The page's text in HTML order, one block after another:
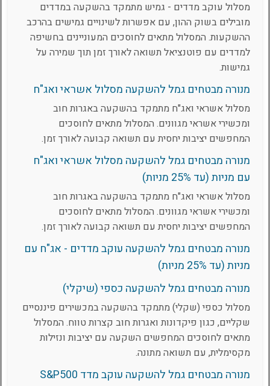
מסלול עוקב מדדים - גמיש מתמקד בהשקעה במדדים
מובילים בשוק ההון, עם אפשרות לשינויים גמישים בהרכב
ההשקעות. המסלול מתאים לחוסכים המעוניינים בחשיפה
למדדים עם פוטנציאל תשואה לאורך זמן תוך שמירה על
גמישות.
מנורה מבטחים גמל להשקעה מסלול אשראי ואג"ח
מסלול אשראי ואג"ח מתמקד בהשקעה באגרות חוב
ומכשירי אשראי מגוונים. המסלול מתאים לחוסכים
המחפשים יציבות יחסית עם תשואה קבועה לאורך זמן.
מנורה מבטחים גמל להשקעה מסלול אשראי ואג"ח
עם מניות (עד 25% מניות)
מסלול אשראי ואג"ח מתמקד בהשקעה באגרות חוב
ומכשירי אשראי מגוונים. המסלול מתאים לחוסכים
המחפשים יציבות יחסית עם תשואה קבועה לאורך זמן.
מנורה מבטחים גמל להשקעה עוקב מדדים - אג"ח עם
מניות (עד 25% מניות)
מנורה מבטחים גמל להשקעה כספי (שיקלי)
מסלול כספי (שקלי) מתמקד בהשקעה במכשירים פיננסיים
שקליים, כגון פיקדונות ואגרות חוב קצרות טווח. המסלול
מתאים לחוסכים המחפשים השקעה עם יציבות ונזילות
מקסימלית, עם תשואה מתונה.
מנורה מבטחים גמל להשקעה עוקב מדד S&P500